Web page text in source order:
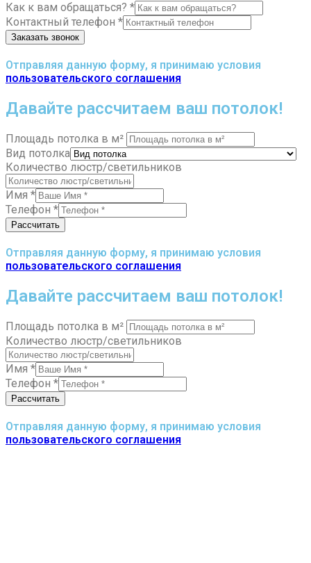
Как к вам обращаться? *
Контактный телефон *
Заказать звонок
Отправляя данную форму, я принимаю условия
пользовательского соглашения
Давайте рассчитаем ваш потолок!
Площадь потолка в м²
Вид потолка
Количество люстр/светильников
Имя *
Телефон *
Рассчитать
Отправляя данную форму, я принимаю условия
пользовательского соглашения
Давайте рассчитаем ваш потолок!
Площадь потолка в м²
Количество люстр/светильников
Имя *
Телефон *
Рассчитать
Отправляя данную форму, я принимаю условия
пользовательского соглашения